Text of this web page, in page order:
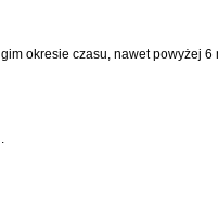
okresie czasu, nawet powyżej 6